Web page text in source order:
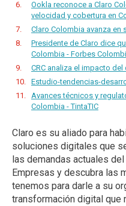
Ookla reconoce a Claro
velocidad y cobertura en
Claro Colombia avanza
Presidente de Claro dice
Colombia - Forbes
CRC analiza el impacto
Estudio-tendencias-
Avances técnicos y
Colombia - TintaTIC
Claro es su aliado para
soluciones digitales que
las demandas actuales
Empresas y descubra las
tenemos para darle a su
transformación digital que